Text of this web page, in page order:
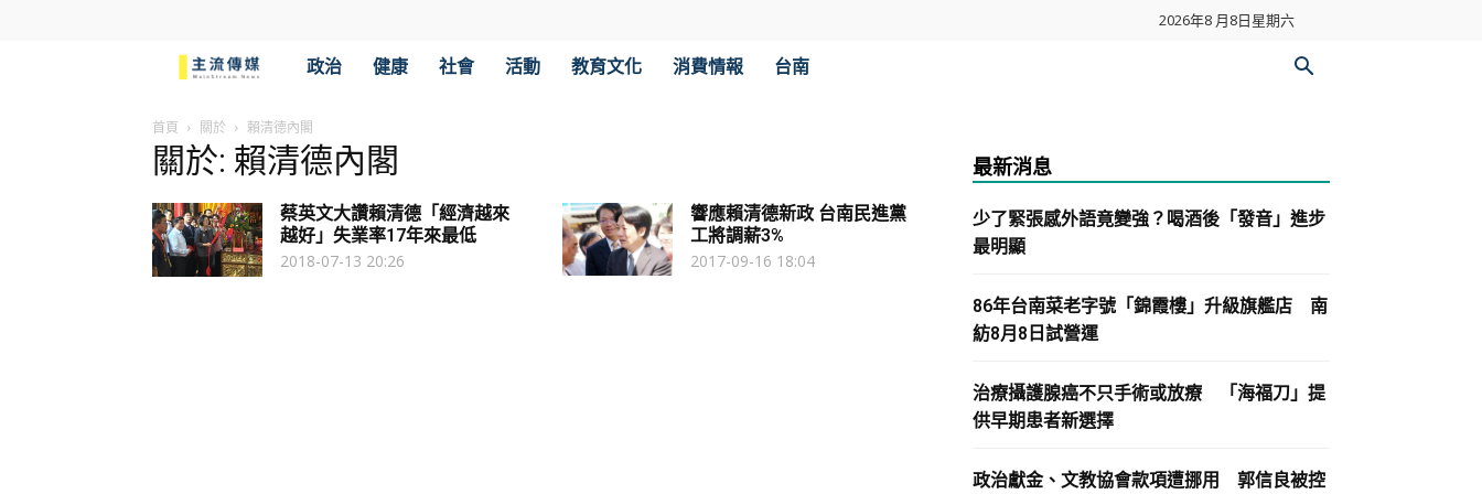
2026年8 月8日星期六
流
傳
媒
政治 健康 社會 活動 教育文化 消費情報 台南
首頁 關於 賴清德內閣
關於: 賴清德內閣
蔡英文大讚賴清德「經濟越來
越好」失業率17年來最低
2018-07-13 20:26
響應賴清德新政 台南民進黨
工將調薪3%
2017-09-16 18:04
最新消息
少了緊張感外語竟變強？喝酒後「發音」進步
最明顯
86年台南菜老字號「錦霞樓」升級旗艦店 南
紡8月8日試營運
治療攝護腺癌不只手術或放療 「海福刀」提
供早期患者新選擇
政治獻金、文教協會款項遭挪用 郭信良被控